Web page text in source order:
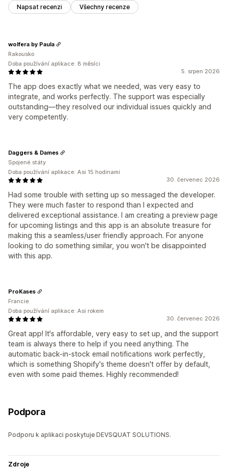
Napsat recenzi Všechny recenze
5. srpen 2026
The app does exactly what we needed, was very easy to
integrate, and works perfectly. The support was especially
outstanding—they resolved our individual issues quickly and
very competently.
wolfera by Paula
Rakousko
Doba používání aplikace: 8 měsíci
30. červenec 2026
Had some trouble with setting up so messaged the developer.
They were much faster to respond than I expected and
delivered exceptional assistance. I am creating a preview page
for upcoming listings and this app is an absolute treasure for
making this a seamless/user friendly approach. For anyone
looking to do something similar, you won't be disappointed
with this app.
Daggers & Dames
Spojené státy
Doba používání aplikace: Asi 15 hodinami
30. červenec 2026
Great app! It's affordable, very easy to set up, and the support
team is always there to help if you need anything. The
automatic back-in-stock email notifications work perfectly,
which is something Shopify's theme doesn't offer by default,
even with some paid themes. Highly recommended!
ProKases
Francie
Doba používání aplikace: Asi rokem
Podpora
Podporu k aplikaci poskytuje DEVSQUAT SOLUTIONS.
Zdroje